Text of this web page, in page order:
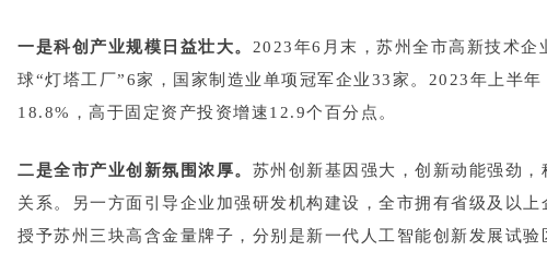
一是科创产业规模日益壮大。 2023年6月末，苏州全市高新技术
球“灯塔工厂”6家，国家制造业单项冠军企业33家。2023年上半
18.8%，高于固定资产投资增速12.9个百分点。
二是全市产业创新氛围浓厚。 苏州创新基因强大，创新动能强劲
关系。另一方面引导企业加强研发机构建设，全市拥有省级及以
授予苏州三块高含金量牌子，分别是新一代人工智能创新发展试